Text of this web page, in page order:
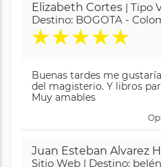
Elizabeth Cortes | Tipo
Destino: BOGOTA -
★★★★★
Buenas tardes me
del magisterio. Y libros
Muy amables
Juan Esteban Alvarez
Sitio Web | Destino: